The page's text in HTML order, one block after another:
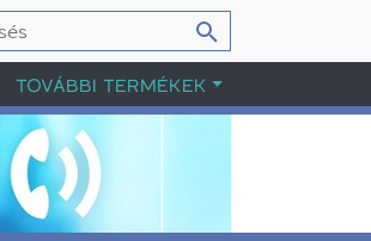
TOVÁBBI TERMÉKEK